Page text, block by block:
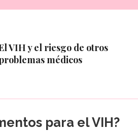
VIH y el riesgo de otros
médicos
para el VIH?